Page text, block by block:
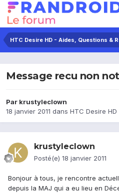
HTC Desire HD - Aides, Questions &
Message recu non
Par krustyleclown
18 janvier 2011 dans HTC Desire
krustyleclown
Posté(e) 18 janvier 2011
Bonjour à tous, je rencontre
depuis la MAJ qui a eu lieu en